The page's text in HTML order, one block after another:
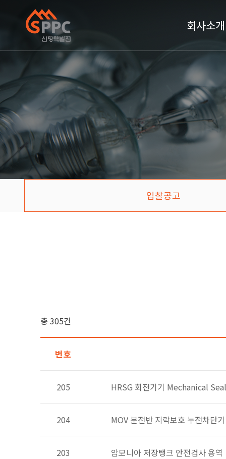
회사소개
입찰공고
총 305건
번호
205 HRSG 회전기기 Mechanical
204 MOV 분전반 지락보호 누전차단
203 암모니아 저장탱크 안전검사 용역